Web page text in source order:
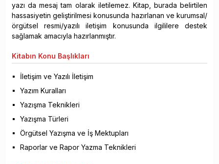
yazı da mesaj tam olarak iletilemez. Kitap, burada belirtilen
hassasiyetin geliştirilmesi konusunda hazırlanan ve kurumsal/
örgütsel resmi/yazılı iletişim konusunda ilgililere destek
sağlamak amacıyla hazırlanmıştır.
Kitabın Konu Başlıkları
İletişim ve Yazılı İletişim
Yazım Kuralları
Yazışma Teknikleri
Yazışma Türleri
Örgütsel Yazışma ve İş Mektupları
Raporlar ve Rapor Yazma Teknikleri